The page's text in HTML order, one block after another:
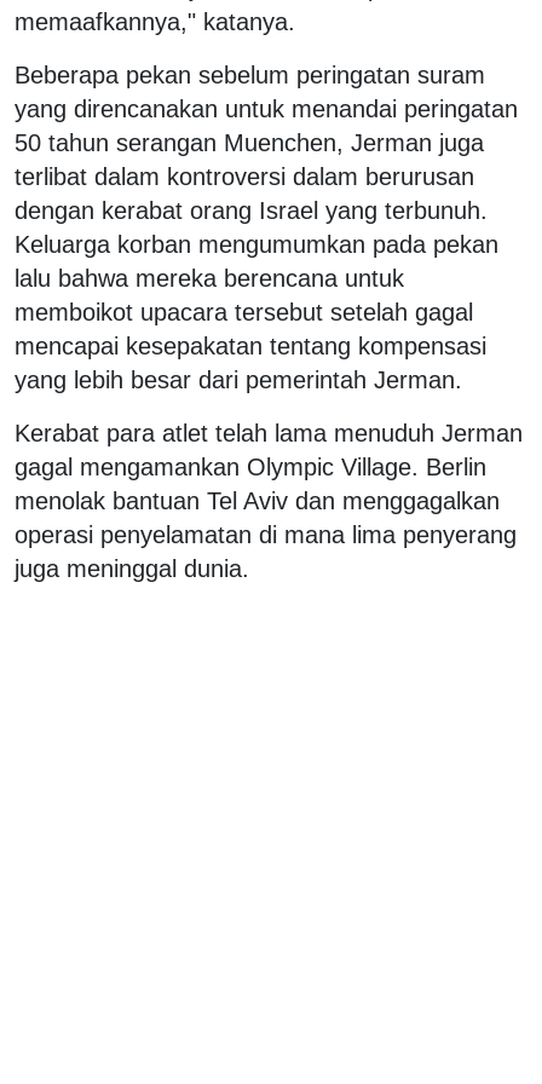
memaafkannya," katanya.
Beberapa pekan sebelum peringatan suram
yang direncanakan untuk menandai peringatan
50 tahun serangan Muenchen, Jerman juga
terlibat dalam kontroversi dalam berurusan
dengan kerabat orang Israel yang terbunuh.
Keluarga korban mengumumkan pada pekan
lalu bahwa mereka berencana untuk
memboikot upacara tersebut setelah gagal
mencapai kesepakatan tentang kompensasi
yang lebih besar dari pemerintah Jerman.
Kerabat para atlet telah lama menuduh Jerman
gagal mengamankan Olympic Village. Berlin
menolak bantuan Tel Aviv dan menggagalkan
operasi penyelamatan di mana lima penyerang
juga meninggal dunia.